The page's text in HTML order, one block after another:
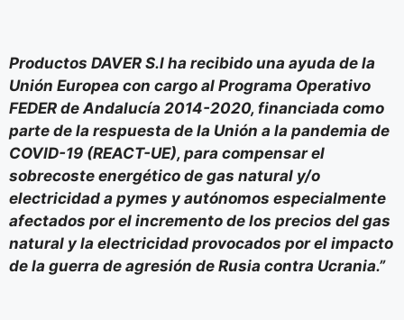
Productos DAVER S.l ha recibido una ayuda de la
Unión Europea con cargo al Programa Operativo
FEDER de Andalucía 2014-2020, financiada como
parte de la respuesta de la Unión a la pandemia de
COVID-19 (REACT-UE), para compensar el
sobrecoste energético de gas natural y/o
electricidad a pymes y autónomos especialmente
afectados por el incremento de los precios del gas
natural y la electricidad provocados por el impacto
de la guerra de agresión de Rusia contra Ucrania.”